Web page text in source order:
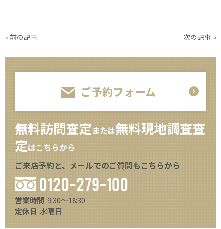
« 前の記事 次の記事 »
ご予約フォーム
無料訪問査定または無料現地調査査
定はこちらから
ご来店予約と、メールでのご質問もこちらから
0120-279-100
営業時間 9:30～18:30
定休日 水曜日